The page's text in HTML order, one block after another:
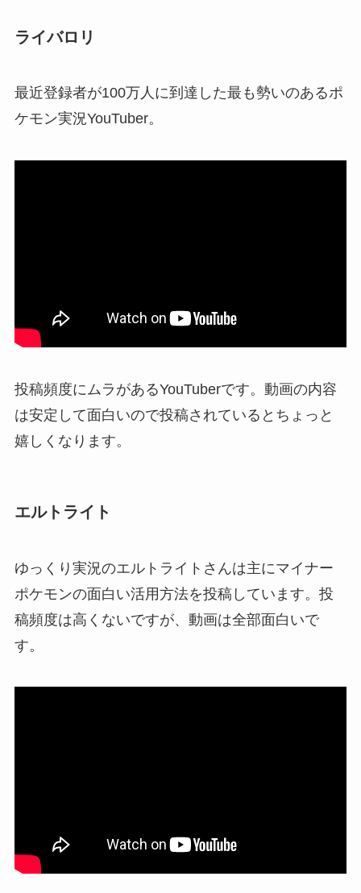
ライバロリ
最近登録者が100万人に到達した最も勢いのあるポ
ケモン実況YouTuber。
投稿頻度にムラがあるYouTuberです。動画の内容
は安定して面白いので投稿されているとちょっと
嬉しくなります。
エルトライト
ゆっくり実況のエルトライトさんは主にマイナー
ポケモンの面白い活用方法を投稿しています。投
稿頻度は高くないですが、動画は全部面白いで
す。